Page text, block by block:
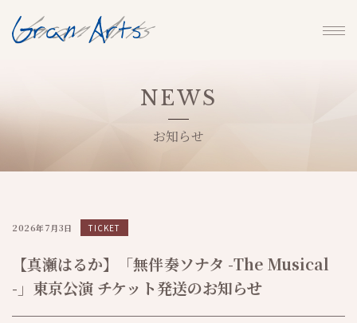
NEWS
お知らせ
2026年7月3日 TICKET
【真瀬はるか】「無伴奏ソナタ -The Musical
-」東京公演 チケット発送のお知らせ